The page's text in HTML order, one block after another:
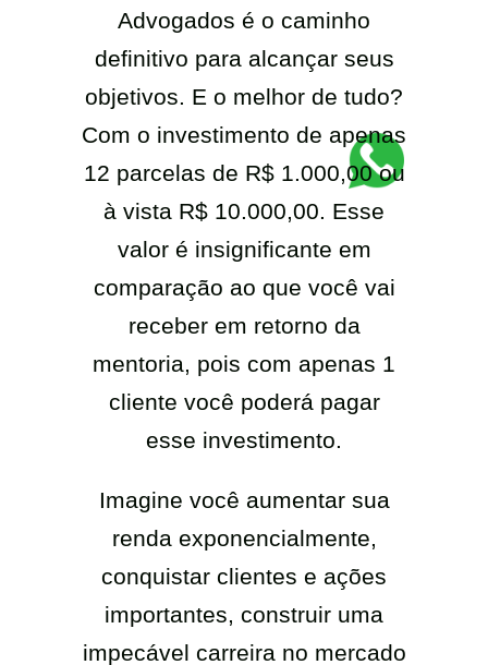
Advogados é o caminho
definitivo para alcançar seus
objetivos. E o melhor de tudo?
Com o investimento de apenas
12 parcelas de R$ 1.000,00 ou
à vista R$ 10.000,00. Esse
valor é insignificante em
comparação ao que você vai
receber em retorno da
mentoria, pois com apenas 1
cliente você poderá pagar
esse investimento.
Imagine você aumentar sua
renda exponencialmente,
conquistar clientes e ações
importantes, construir uma
impecável carreira no mercado